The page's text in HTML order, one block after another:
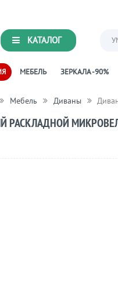
КАТАЛОГ
МЕБЕЛЬ ЗЕРКАЛА -90%
Мебель Диваны
РАСКЛАДНОЙ